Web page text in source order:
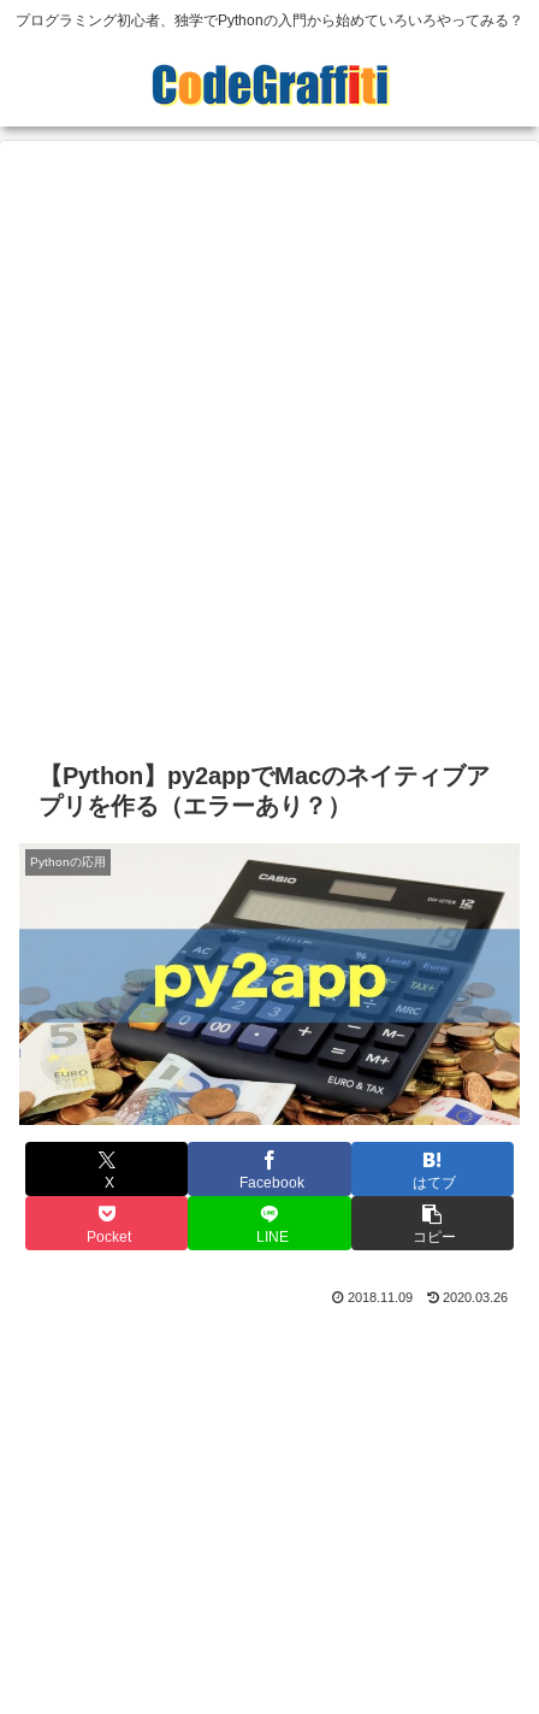
プログラミング初心者、独学でPythonの入門から始めていろいろやってみる？
【Python】py2appでMacのネイティブア
プリを作る（エラーあり？）
Pythonの応用
X Facebook はてブ
Pocket LINE コピー
2018.11.09 2020.03.26